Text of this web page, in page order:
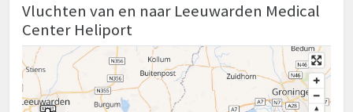
Vluchten van en naar Leeuwarden Medical
Center Heliport